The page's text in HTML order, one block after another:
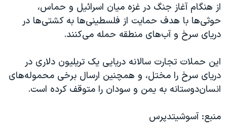
از هنگام آغاز جنگ در غزه میان اسرائیل و حماس،
حوثی‌ها با هدف حمایت از فلسطینی‌ها به کشتی‌ها در
دریای سرخ و آب‌های منطقه حمله می‌کنند.
این حملات تجارت سالانه دریایی یک تریلیون دلاری در
دریای سرخ را مختل، و همچنین ارسال برخی محموله‌های
انسان‌دوستانه به یمن و سودان را متوقف کرده است.
منبع: آسوشیتدپرس